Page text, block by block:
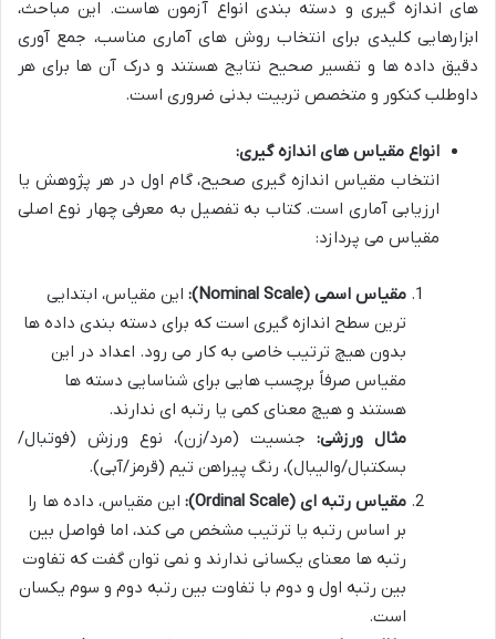
های اندازه گیری و دسته بندی انواع آزمون هاست. این مباحث،
ابزارهایی کلیدی برای انتخاب روش های آماری مناسب، جمع آوری
دقیق داده ها و تفسیر صحیح نتایج هستند و درک آن ها برای هر
داوطلب کنکور و متخصص تربیت بدنی ضروری است.
انواع مقیاس های اندازه گیری:
انتخاب مقیاس اندازه گیری صحیح، گام اول در هر پژوهش یا
ارزیابی آماری است. کتاب به تفصیل به معرفی چهار نوع اصلی
مقیاس می پردازد:
مقیاس اسمی (Nominal Scale):
این مقیاس، ابتدایی
ترین سطح اندازه گیری است که برای دسته بندی داده ها
بدون هیچ ترتیب خاصی به کار می رود. اعداد در این
مقیاس صرفاً برچسب هایی برای شناسایی دسته ها
هستند و هیچ معنای کمی یا رتبه ای ندارند.
مثال ورزشی: جنسیت (مرد/زن)، نوع ورزش (فوتبال/
بسکتبال/والیبال)، رنگ پیراهن تیم (قرمز/آبی).
مقیاس رتبه ای (Ordinal Scale):
این مقیاس، داده ها را
بر اساس رتبه یا ترتیب مشخص می کند، اما فواصل بین
رتبه ها معنای یکسانی ندارند و نمی توان گفت که تفاوت
بین رتبه اول و دوم با تفاوت بین رتبه دوم و سوم یکسان
است.